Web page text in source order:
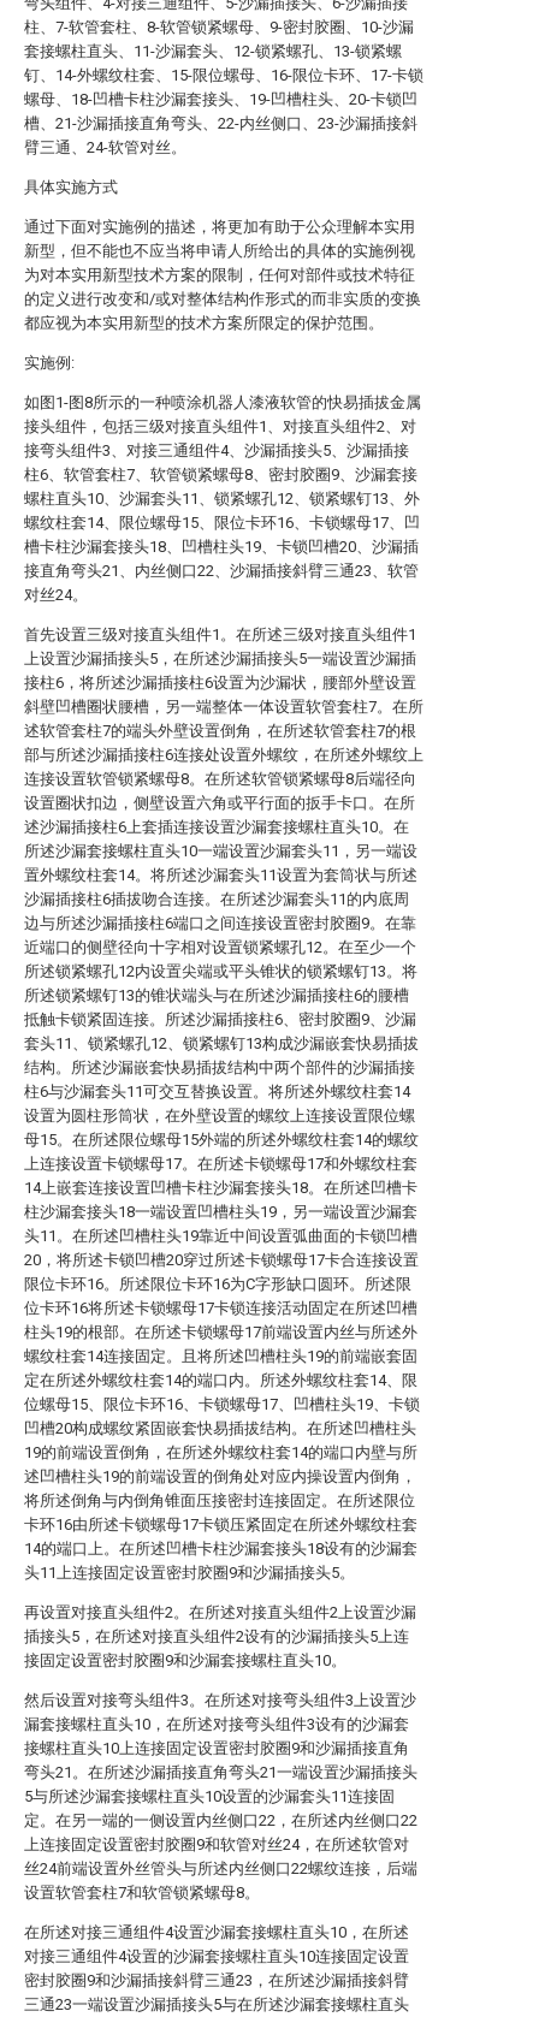
柱、7-软管套柱、8-软管锁紧螺母、9-密封胶圈、10-沙漏
套接螺柱直头、11-沙漏套头、12-锁紧螺孔、13-锁紧螺
钉、14-外螺纹柱套、15-限位螺母、16-限位卡环、17-卡锁
螺母、18-凹槽卡柱沙漏套接头、19-凹槽柱头、20-卡锁凹
槽、21-沙漏插接直角弯头、22-内丝侧口、23-沙漏插接斜
臂三通、24-软管对丝。
具体实施方式
通过下面对实施例的描述，将更加有助于公众理解本实用
新型，但不能也不应当将申请人所给出的具体的实施例视
为对本实用新型技术方案的限制，任何对部件或技术特征
的定义进行改变和/或对整体结构作形式的而非实质的变换
都应视为本实用新型的技术方案所限定的保护范围。
实施例:
如图1-图8所示的一种喷涂机器人漆液软管的快易插拔金属
接头组件，包括三级对接直头组件1、对接直头组件2、对
接弯头组件3、对接三通组件4、沙漏插接头5、沙漏插接
柱6、软管套柱7、软管锁紧螺母8、密封胶圈9、沙漏套接
螺柱直头10、沙漏套头11、锁紧螺孔12、锁紧螺钉13、外
螺纹柱套14、限位螺母15、限位卡环16、卡锁螺母17、凹
槽卡柱沙漏套接头18、凹槽柱头19、卡锁凹槽20、沙漏插
接直角弯头21、内丝侧口22、沙漏插接斜臂三通23、软管
对丝24。
首先设置三级对接直头组件1。在所述三级对接直头组件1
上设置沙漏插接头5，在所述沙漏插接头5一端设置沙漏插
接柱6，将所述沙漏插接柱6设置为沙漏状，腰部外壁设置
斜壁凹槽圈状腰槽，另一端整体一体设置软管套柱7。在所
述软管套柱7的端头外壁设置倒角，在所述软管套柱7的根
部与所述沙漏插接柱6连接处设置外螺纹，在所述外螺纹上
连接设置软管锁紧螺母8。在所述软管锁紧螺母8后端径向
设置圈状扣边，侧壁设置六角或平行面的扳手卡口。在所
述沙漏插接柱6上套插连接设置沙漏套接螺柱直头10。在
所述沙漏套接螺柱直头10一端设置沙漏套头11，另一端设
置外螺纹柱套14。将所述沙漏套头11设置为套筒状与所述
沙漏插接柱6插拔吻合连接。在所述沙漏套头11的内底周
边与所述沙漏插接柱6端口之间连接设置密封胶圈9。在靠
近端口的侧壁径向十字相对设置锁紧螺孔12。在至少一个
所述锁紧螺孔12内设置尖端或平头锥状的锁紧螺钉13。将
所述锁紧螺钉13的锥状端头与在所述沙漏插接柱6的腰槽
抵触卡锁紧固连接。所述沙漏插接柱6、密封胶圈9、沙漏
套头11、锁紧螺孔12、锁紧螺钉13构成沙漏嵌套快易插拔
结构。所述沙漏嵌套快易插拔结构中两个部件的沙漏插接
柱6与沙漏套头11可交互替换设置。将所述外螺纹柱套14
设置为圆柱形筒状，在外壁设置的螺纹上连接设置限位螺
母15。在所述限位螺母15外端的所述外螺纹柱套14的螺纹
上连接设置卡锁螺母17。在所述卡锁螺母17和外螺纹柱套
14上嵌套连接设置凹槽卡柱沙漏套接头18。在所述凹槽卡
柱沙漏套接头18一端设置凹槽柱头19，另一端设置沙漏套
头11。在所述凹槽柱头19靠近中间设置弧曲面的卡锁凹槽
20，将所述卡锁凹槽20穿过所述卡锁螺母17卡合连接设置
限位卡环16。所述限位卡环16为C字形缺口圆环。所述限
位卡环16将所述卡锁螺母17卡锁连接活动固定在所述凹槽
柱头19的根部。在所述卡锁螺母17前端设置内丝与所述外
螺纹柱套14连接固定。且将所述凹槽柱头19的前端嵌套固
定在所述外螺纹柱套14的端口内。所述外螺纹柱套14、限
位螺母15、限位卡环16、卡锁螺母17、凹槽柱头19、卡锁
凹槽20构成螺纹紧固嵌套快易插拔结构。在所述凹槽柱头
19的前端设置倒角，在所述外螺纹柱套14的端口内壁与所
述凹槽柱头19的前端设置的倒角处对应内操设置内倒角，
将所述倒角与内倒角锥面压接密封连接固定。在所述限位
卡环16由所述卡锁螺母17卡锁压紧固定在所述外螺纹柱套
14的端口上。在所述凹槽卡柱沙漏套接头18设有的沙漏套
头11上连接固定设置密封胶圈9和沙漏插接头5。
再设置对接直头组件2。在所述对接直头组件2上设置沙漏
插接头5，在所述对接直头组件2设有的沙漏插接头5上连
接固定设置密封胶圈9和沙漏套接螺柱直头10。
然后设置对接弯头组件3。在所述对接弯头组件3上设置沙
漏套接螺柱直头10，在所述对接弯头组件3设有的沙漏套
接螺柱直头10上连接固定设置密封胶圈9和沙漏插接直角
弯头21。在所述沙漏插接直角弯头21一端设置沙漏插接头
5与所述沙漏套接螺柱直头10设置的沙漏套头11连接固
定。在另一端的一侧设置内丝侧口22，在所述内丝侧口22
上连接固定设置密封胶圈9和软管对丝24，在所述软管对
丝24前端设置外丝管头与所述内丝侧口22螺纹连接，后端
设置软管套柱7和软管锁紧螺母8。
在所述对接三通组件4设置沙漏套接螺柱直头10，在所述
对接三通组件4设置的沙漏套接螺柱直头10连接固定设置
密封胶圈9和沙漏插接斜臂三通23，在所述沙漏插接斜臂
三通23一端设置沙漏插接头5与在所述沙漏套接螺柱直头